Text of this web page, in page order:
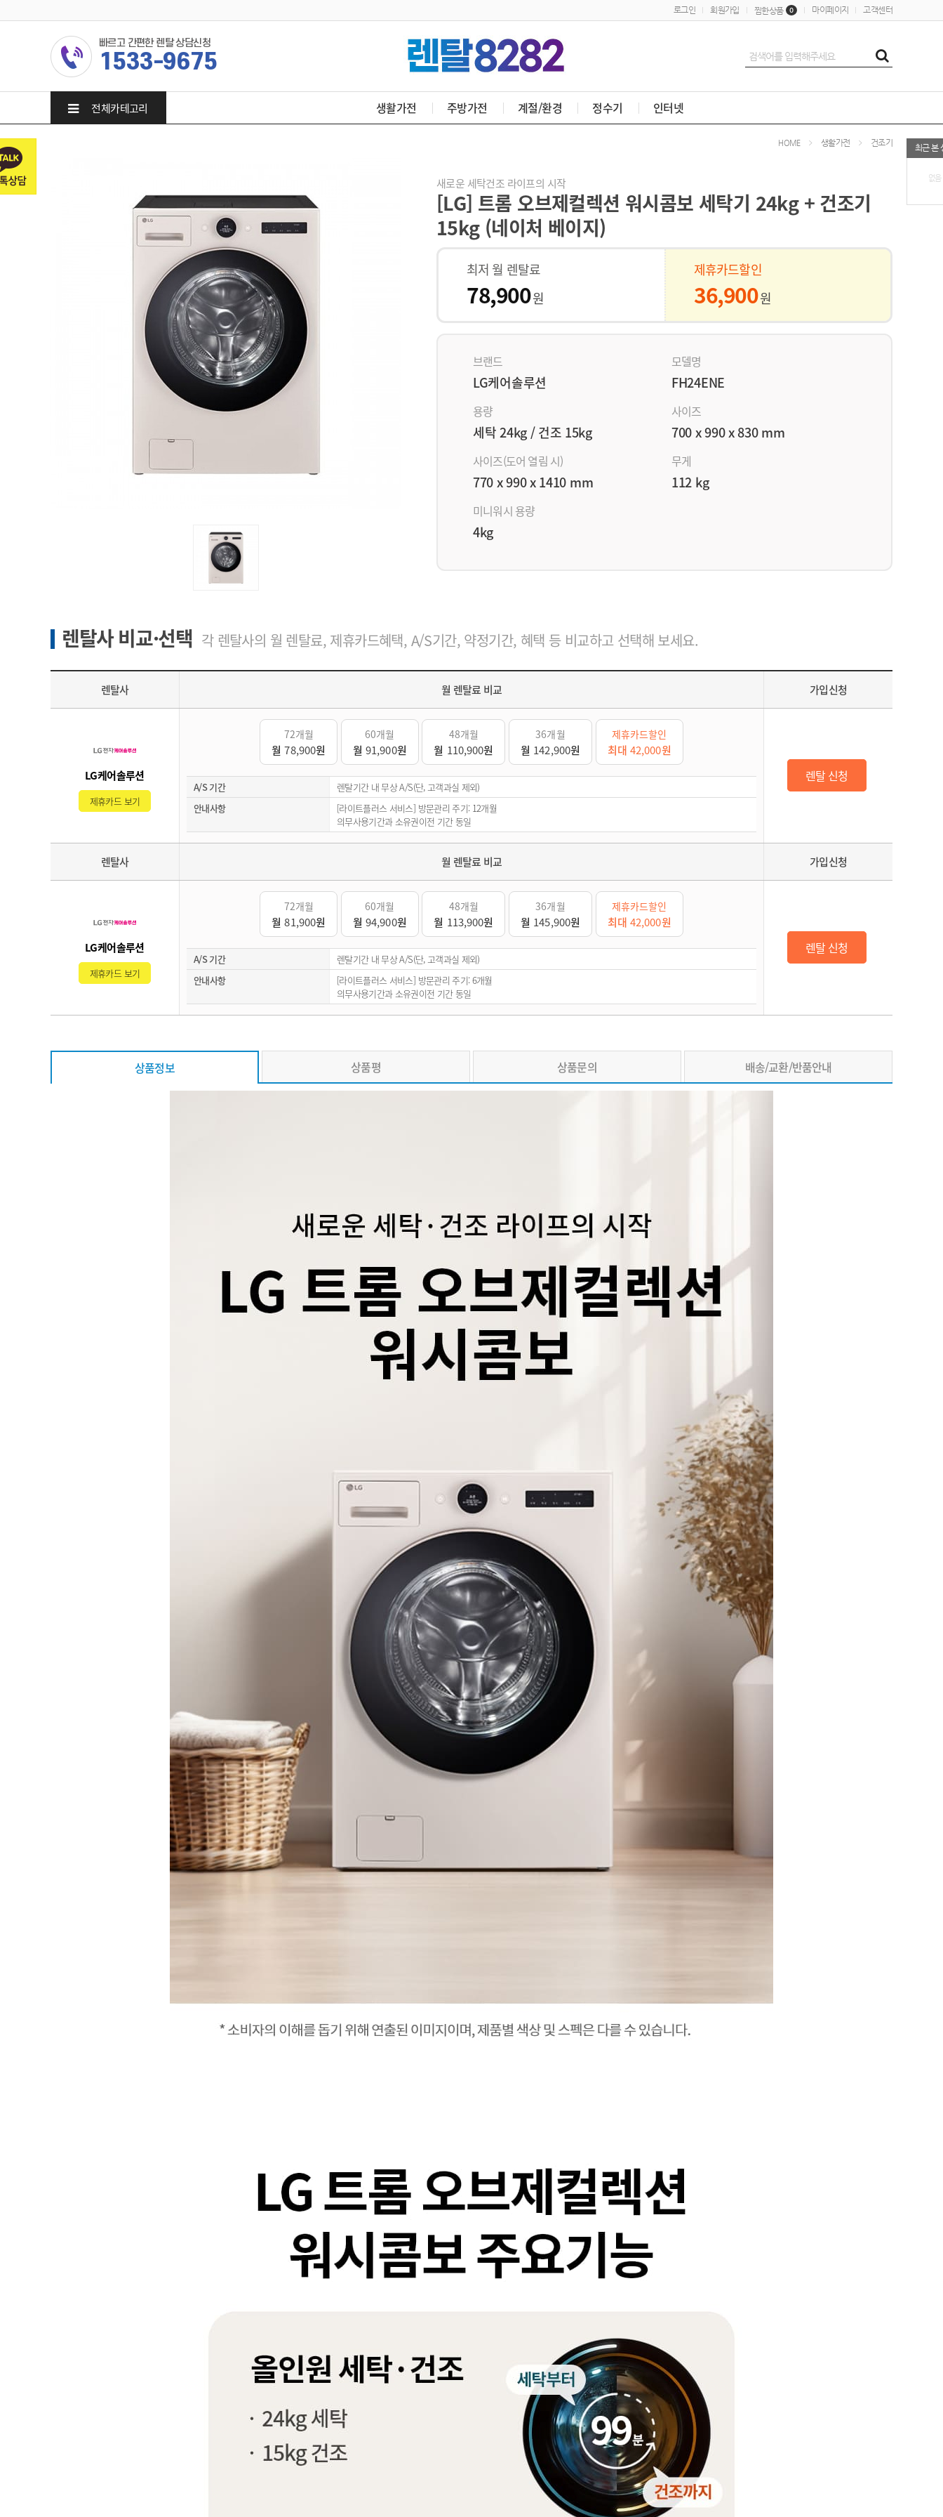
로그인 회원가입 찜한상품 0 마이페이지 고객센터
빠르고 간편한 렌탈 상담신청
1533-9675
전체카테고리 생활가전 주방가전 계절/환경 정수기 인터넷
최근 본
없음
HOME 생활가전 건조기
새로운 세탁건조 라이프의 시작
[LG] 트롬 오브제컬렉션 워시콤보 세탁기 24kg + 건조기
15kg (네이처 베이지)
최저 월 렌탈료
78,900원
제휴카드할인
36,900원
브랜드
LG케어솔루션
모델명
FH24ENE
용량
세탁 24kg / 건조 15kg
사이즈
700 x 990 x 830 mm
사이즈(도어 열림 시)
770 x 990 x 1410 mm
무게
112 kg
미니워시 용량
4kg
렌탈사 비교·선택 각 렌탈사의 월 렌탈료, 제휴카드혜택, A/S기간, 약정기간, 혜택 등 비교하고 선택해 보세요.
렌탈사 월 렌탈료 비교 가입신청
LG케어솔루션
제휴카드 보기
72개월
월78,900원
60개월
월 91,900원
48개월
월 110,900원
36개월
월 142,900원
제휴카드할인
최대 42,000원
A/S 기간
렌탈기간 내 무상 A/S(단, 고객과실 제외)
안내사항
[라이트플러스 서비스] 방문관리 주기: 12개월
의무사용기간과 소유권이전 기간 동일
렌탈 신청
렌탈사 월 렌탈료 비교 가입신청
LG케어솔루션
제휴카드 보기
72개월
월81,900원
60개월
월 94,900원
48개월
월 113,900원
36개월
월 145,900원
제휴카드할인
최대 42,000원
A/S 기간
렌탈기간 내 무상 A/S(단, 고객과실 제외)
안내사항
[라이트플러스 서비스] 방문관리 주기: 6개월
의무사용기간과 소유권이전 기간 동일
렌탈 신청
상품정보 상품평 상품문의 배송/교환/반품안내